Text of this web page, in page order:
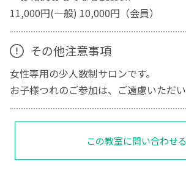
11,000円(一般) 10,000円（会員）
その他注意事項
女性専用の少人数制サロンです。
お子様つれのご参加は、ご遠慮いただい
この教室に問い合わせる